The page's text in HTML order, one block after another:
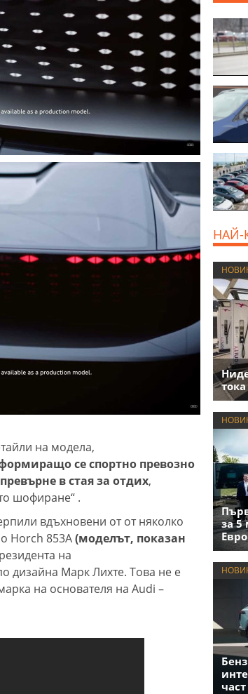
на модела,
се спортно превозно
в стая за отдих,
шофиране“ .
вдъхновени от от няколко
Horch 853A(моделът, показан
на
дизайна Марк Лихте. Това не е
на основателя на Audi –
НАЙ-
за 5
част